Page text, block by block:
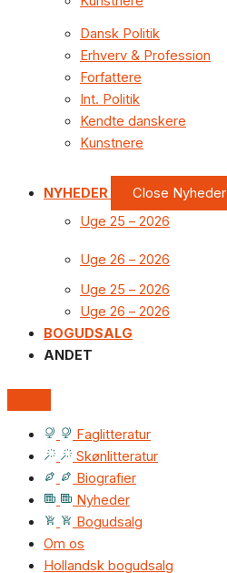
Dansk Politik
Erhverv & Profession
Forfattere
Int. Politik
Kendte danskere
Kunstnere
NYHEDER
Close Nyheder
Uge 25 – 2026
Uge 26 – 2026
Uge 25 – 2026
Uge 26 – 2026
BOGUDSALG
ANDET
Faglitteratur
Skønlitteratur
Biografier
Nyheder
Bogudsalg
Om os
Hollandsk bogudsalg